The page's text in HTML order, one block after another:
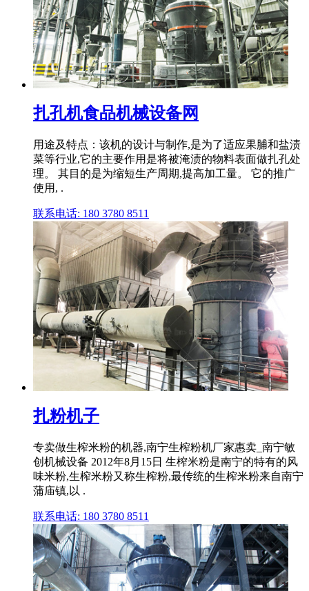
扎孔机食品机械设备网
用途及特点：该机的设计与制作,是为了适应果脯和盐渍
菜等行业,它的主要作用是将被淹渍的物料表面做扎孔处
理。 其目的是为缩短生产周期,提高加工量。 它的推广
使用, .
联系电话: 180 3780 8511
扎粉机子
专卖做生榨米粉的机器,南宁生榨粉机厂家惠卖_南宁敏
创机械设备 2012年8月15日 生榨米粉是南宁的特有的风
味米粉,生榨米粉又称生榨粉,最传统的生榨米粉来自南宁
蒲庙镇,以 .
联系电话: 180 3780 8511